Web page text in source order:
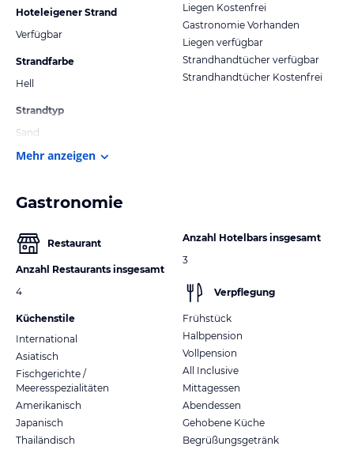
Hoteleigener Strand
Verfügbar
Strandfarbe
Hell
Strandtyp
Sand
Liegen Kostenfrei
Gastronomie Vorhanden
Liegen verfügbar
Strandhandtücher verfügbar
Strandhandtücher Kostenfrei
Mehr anzeigen
Gastronomie
Restaurant
Anzahl Restaurants insgesamt
4
Küchenstile
International
Asiatisch
Fischgerichte /
Meeresspezialitäten
Amerikanisch
Japanisch
Thailändisch
Anzahl Hotelbars insgesamt
3
Verpflegung
Frühstück
Halbpension
Vollpension
All Inclusive
Mittagessen
Abendessen
Gehobene Küche
Begrüßungsgetränk